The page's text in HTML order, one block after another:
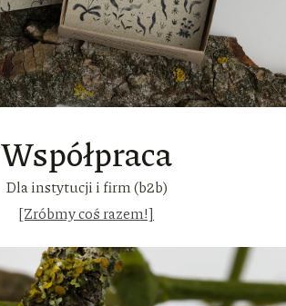
Współpraca
Dla instytucji i firm (b2b)
[Zróbmy coś razem!]